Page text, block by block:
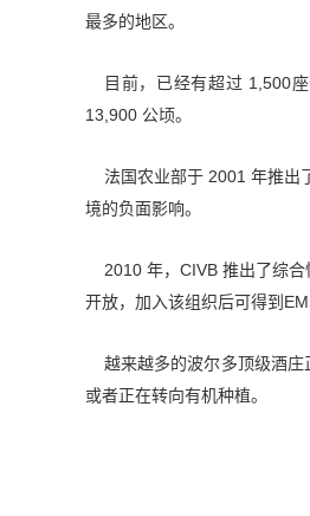
最多的地区。
目前，已经有超过 1,500
13,900 公顷。
法国农业部于 2001 年推出
境的负面影响。
2010 年，CIVB 推出了综
开放，加入该组织后可得到
越来越多的波尔多顶级酒庄
或者正在转向有机种植。